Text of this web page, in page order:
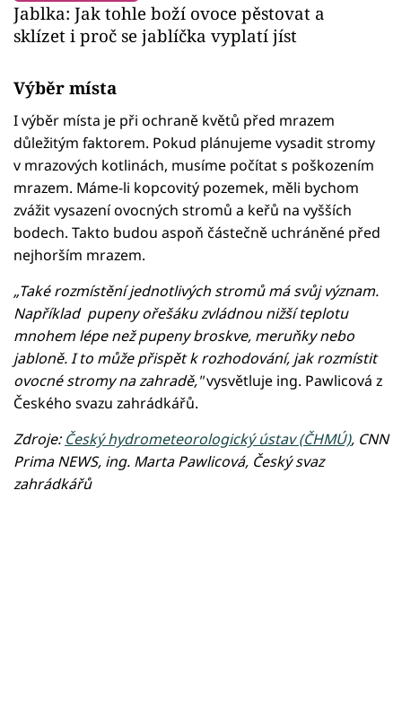
Jablka: Jak tohle boží ovoce pěstovat a
sklízet i proč se jablíčka vyplatí jíst
Výběr místa
I výběr místa je při ochraně květů před mrazem
důležitým faktorem. Pokud plánujeme vysadit stromy
v mrazových kotlinách, musíme počítat s poškozením
mrazem. Máme-li kopcovitý pozemek, měli bychom
zvážit vysazení ovocných stromů a keřů na vyšších
bodech. Takto budou aspoň částečně uchráněné před
nejhorším mrazem.
„Také rozmístění jednotlivých stromů má svůj význam.
Například pupeny ořešáku zvládnou nižší teplotu
mnohem lépe než pupeny broskve, meruňky nebo
jabloně. I to může přispět k rozhodování, jak rozmístit
ovocné stromy na zahradě,"vysvětluje ing. Pawlicová z
Českého svazu zahrádkářů.
Zdroje: Český hydrometeorologický ústav (ČHMÚ), CNN
Prima NEWS, ing. Marta Pawlicová, Český svaz
zahrádkářů